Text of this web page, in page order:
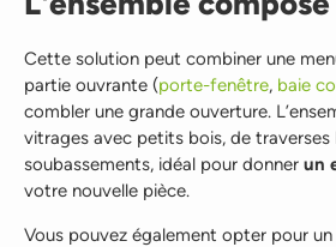
Cette solution peut combiner une
partie ouvrante (porte-fenêtre, baie
combler une grande ouverture.
vitrages avec petits bois, de traverses
soubassements, idéal pour donner un
votre nouvelle pièce.
Vous pouvez également opter pour